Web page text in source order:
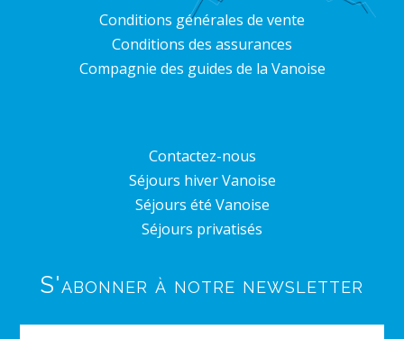
Conditions générales de vente
Conditions des assurances
Compagnie des guides de la Vanoise
Contactez-nous
Séjours hiver Vanoise
Séjours été Vanoise
Séjours privatisés
S'abonner à notre newsletter